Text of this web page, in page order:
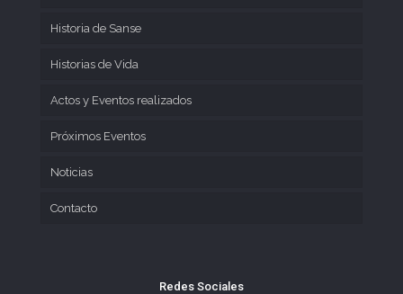
Historia de Sanse
Historias de Vida
Actos y Eventos realizados
Próximos Eventos
Noticias
Contacto
Redes Sociales